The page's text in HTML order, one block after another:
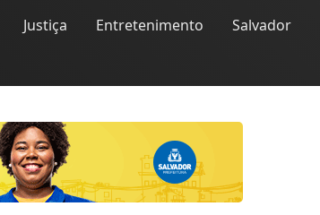
Justiça Entretenimento Salvador